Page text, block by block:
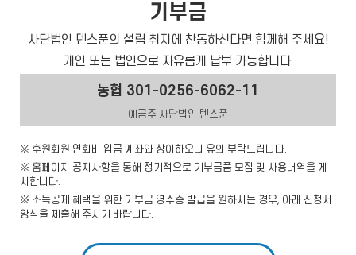
기부금
사단법인 텐스푼의 설립 취지에 찬동하신다면 함께해 주세요!
개인 또는 법인으로 자유롭게 납부 가능합니다.
농협 301-0256-6062-11
예금주 사단법인 텐스푼
※ 후원회원 연회비 입금 계좌와 상이하오니 유의 부탁드립니다.
※ 홈페이지 공지사항을 통해 정기적으로 기부금품 모집 및 사용내역을 게
시합니다.
※ 소득공제 혜택을 위한 기부금 영수증 발급을 원하시는 경우, 아래 신청서
양식을 제출해 주시기 바랍니다.